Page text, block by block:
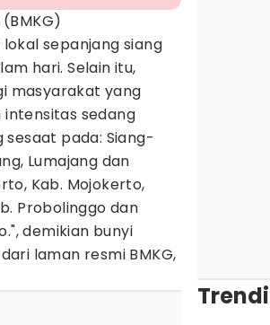
sepanjang siang
hari. Selain itu,
masyarakat yang
intensitas sedang
pada: Siang-
Lumajang dan
Kab. Mojokerto,
Probolinggo dan
demikian bunyi
laman resmi BMKG,